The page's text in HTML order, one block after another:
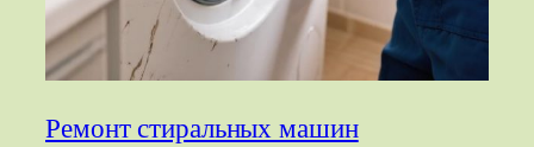
Ремонт стиральных машин